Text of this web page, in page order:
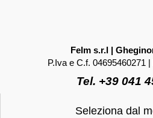
Felm s.r.l |
P.Iva e C.f. 04695460271
Tel. +39 041
Seleziona dal